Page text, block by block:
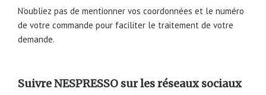
N’oubliez pas de mentionner vos coordonnées et le numéro
de votre commande pour faciliter le traitement de votre
demande.
Suivre NESPRESSO sur les réseaux sociaux